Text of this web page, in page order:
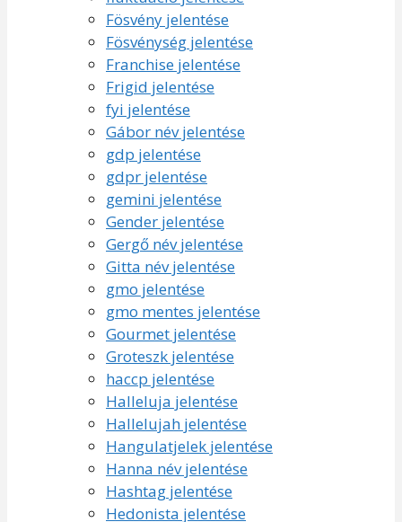
Fösvény jelentése
Fösvénység jelentése
Franchise jelentése
Frigid jelentése
fyi jelentése
Gábor név jelentése
gdp jelentése
gdpr jelentése
gemini jelentése
Gender jelentése
Gergő név jelentése
Gitta név jelentése
gmo jelentése
gmo mentes jelentése
Gourmet jelentése
Groteszk jelentése
haccp jelentése
Halleluja jelentése
Hallelujah jelentése
Hangulatjelek jelentése
Hanna név jelentése
Hashtag jelentése
Hedonista jelentése